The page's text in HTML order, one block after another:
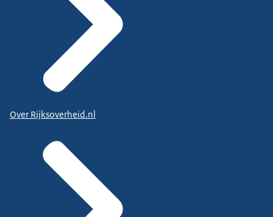
Over Rijksoverheid.nl